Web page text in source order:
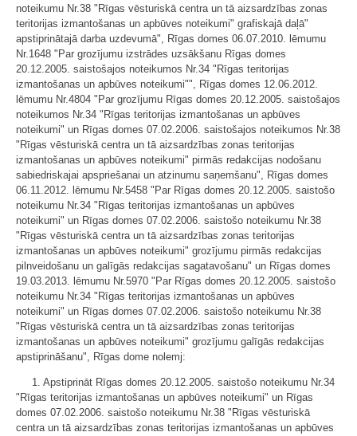
noteikumu Nr.38 "Rīgas vēsturiskā centra un tā aizsardzības zonas
teritorijas izmantošanas un apbūves noteikumi" grafiskajā daļā"
apstiprinātajā darba uzdevumā", Rīgas domes 06.07.2010. lēmumu
Nr.1648 "Par grozījumu izstrādes uzsākšanu Rīgas domes
20.12.2005. saistošajos noteikumos Nr.34 "Rīgas teritorijas
izmantošanas un apbūves noteikumi"", Rīgas domes 12.06.2012.
lēmumu Nr.4804 "Par grozījumu Rīgas domes 20.12.2005. saistošajos
noteikumos Nr.34 "Rīgas teritorijas izmantošanas un apbūves
noteikumi" un Rīgas domes 07.02.2006. saistošajos noteikumos Nr.38
"Rīgas vēsturiskā centra un tā aizsardzības zonas teritorijas
izmantošanas un apbūves noteikumi" pirmās redakcijas nodošanu
sabiedriskajai apspriešanai un atzinumu saņemšanu", Rīgas domes
06.11.2012. lēmumu Nr.5458 "Par Rīgas domes 20.12.2005. saistošo
noteikumu Nr.34 "Rīgas teritorijas izmantošanas un apbūves
noteikumi" un Rīgas domes 07.02.2006. saistošo noteikumu Nr.38
"Rīgas vēsturiskā centra un tā aizsardzības zonas teritorijas
izmantošanas un apbūves noteikumi" grozījumu pirmās redakcijas
pilnveidošanu un galīgās redakcijas sagatavošanu" un Rīgas domes
19.03.2013. lēmumu Nr.5970 "Par Rīgas domes 20.12.2005. saistošo
noteikumu Nr.34 "Rīgas teritorijas izmantošanas un apbūves
noteikumi" un Rīgas domes 07.02.2006. saistošo noteikumu Nr.38
"Rīgas vēsturiskā centra un tā aizsardzības zonas teritorijas
izmantošanas un apbūves noteikumi" grozījumu galīgās redakcijas
apstiprināšanu", Rīgas dome nolemj:
1. Apstiprināt Rīgas domes 20.12.2005. saistošo noteikumu Nr.34
"Rīgas teritorijas izmantošanas un apbūves noteikumi" un Rīgas
domes 07.02.2006. saistošo noteikumu Nr.38 "Rīgas vēsturiskā
centra un tā aizsardzības zonas teritorijas izmantošanas un apbūves